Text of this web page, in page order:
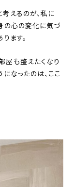
えるのが、私に
の心の変化に気づ
ます。
屋も整えたくなり
なったのは、ここ